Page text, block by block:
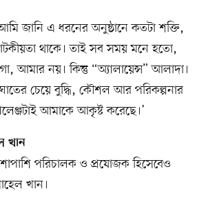
জানি এ ধরনের অনুষ্ঠানে কতটা শক্তি,
থাকে। তাই সব সময় মনে হতো,
আমার নয়। কিন্তু “অ্যালায়েন্স” আলাদা।
চেয়ে বুদ্ধি, কৌশল আর পরিকল্পনার
আমাকে আকৃষ্ট করেছে।’
খান
পরিচালক ও প্রযোজক হিসেবেও
খান।